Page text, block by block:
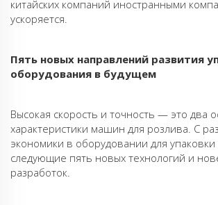
китайских компаний иностранными
ускоряется.
Пять новых направлений развития
оборудования в будущем
Высокая скорость и точность — это два
характеристики машин для розлива. С
экономики в оборудовании для упаковки
следующие пять новых технологий и
разработок.